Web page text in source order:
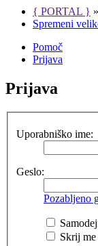
{ PORTAL } »
Spremeni
Pomoč
Prijava
Prijava
Uporabniško ime:
Geslo:
Pozabljeno
Skrij me